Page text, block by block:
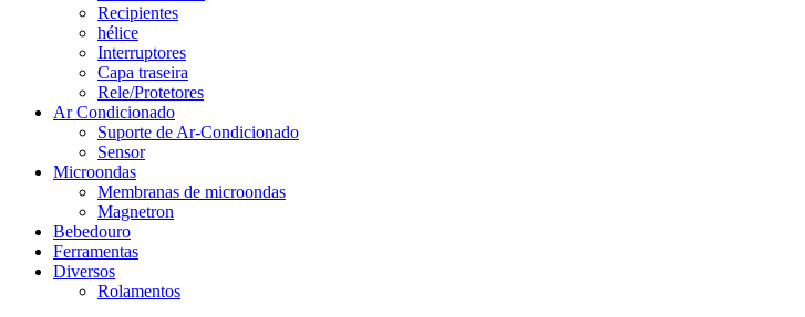
Recipientes
hélice
Interruptores
Capa traseira
Rele/Protetores
Ar Condicionado
Suporte de Ar-Condicionado
Sensor
Microondas
Membranas de microondas
Magnetron
Bebedouro
Ferramentas
Diversos
Rolamentos